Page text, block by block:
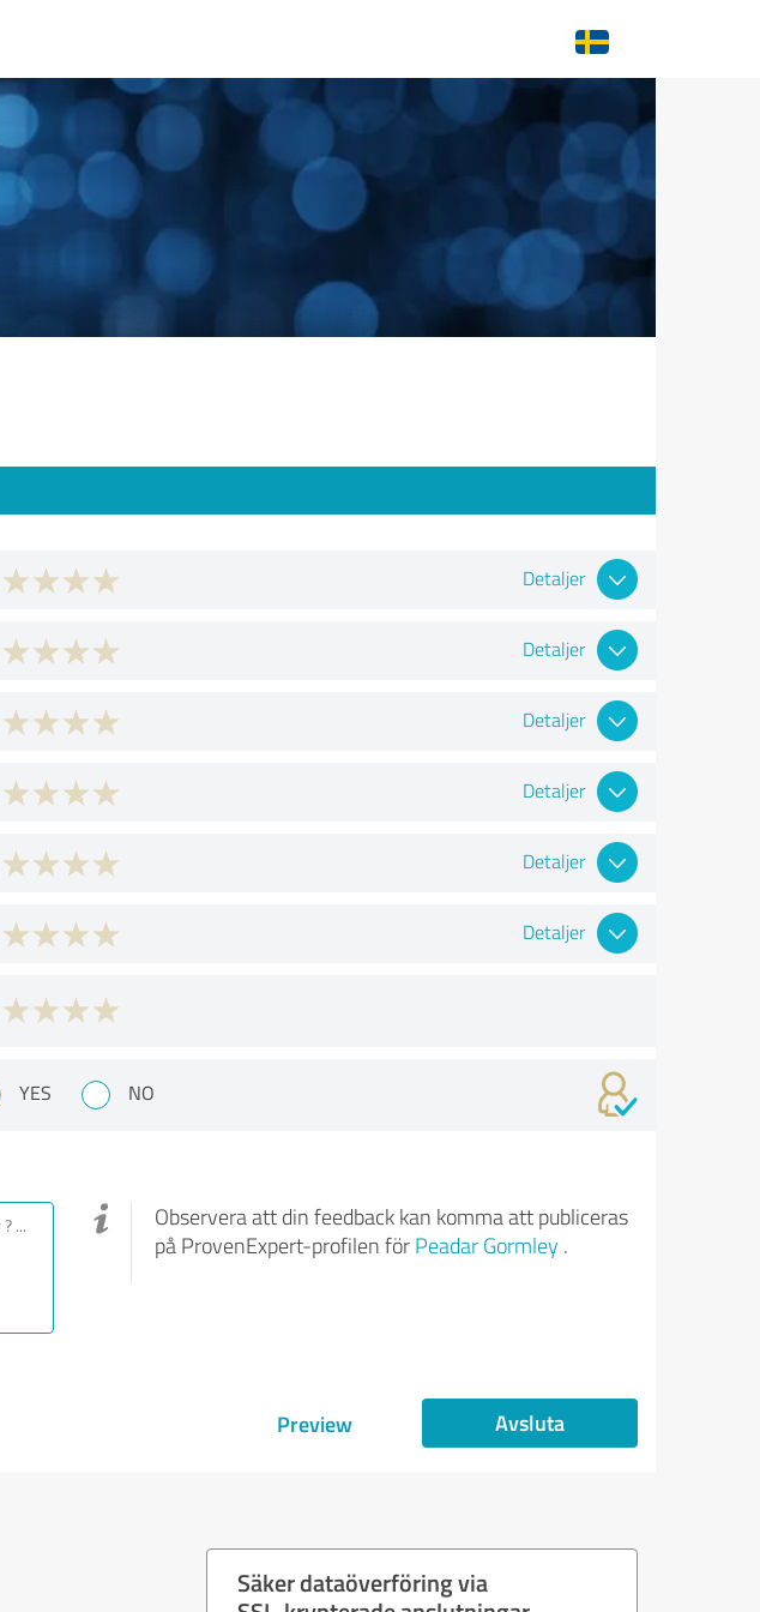
Detaljer
Detaljer
Detaljer
Detaljer
Detaljer
Detaljer
YES NO
Observera att din feedback kan komma att publiceras
på ProvenExpert-profilen för Peadar Gormley .
Preview Avsluta
Säker dataöverföring via